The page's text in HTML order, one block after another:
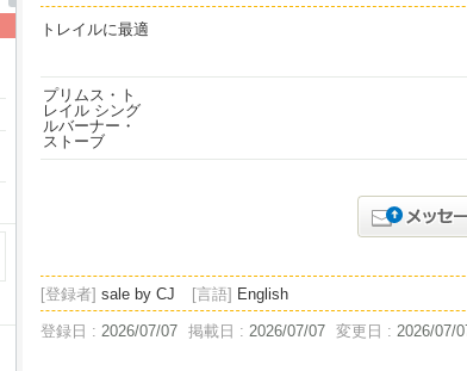
トレイルに最適
[登録者] sale by CJ [言語] English
登録日 : 2026/07/07 掲載日 : 2026/07/07 変更日 : 2026/07/